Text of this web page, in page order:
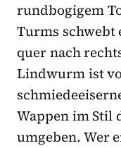
rundbogigem
Turms
quer nach
Lindwurm ist
Wappen im Stil
umgeben. Wer